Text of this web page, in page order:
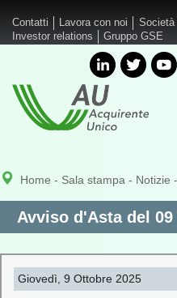
Contatti Lavora con noi Società
Investor relations
Gruppo GSE
Home - Sala stampa - Notizie
Avviso d'Asta del
Giovedì, 9 Ottobre 2025